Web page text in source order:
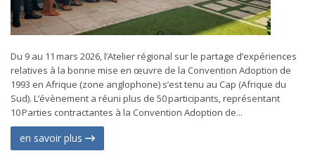
Du 9 au 11 mars 2026, l’Atelier régional sur le partage d’expériences
relatives à la bonne mise en œuvre de la Convention Adoption de
1993 en Afrique (zone anglophone) s’est tenu au Cap (Afrique du
Sud). L’évènement a réuni plus de 50 participants, représentant
10 Parties contractantes à la Convention Adoption de...
en savoir plus